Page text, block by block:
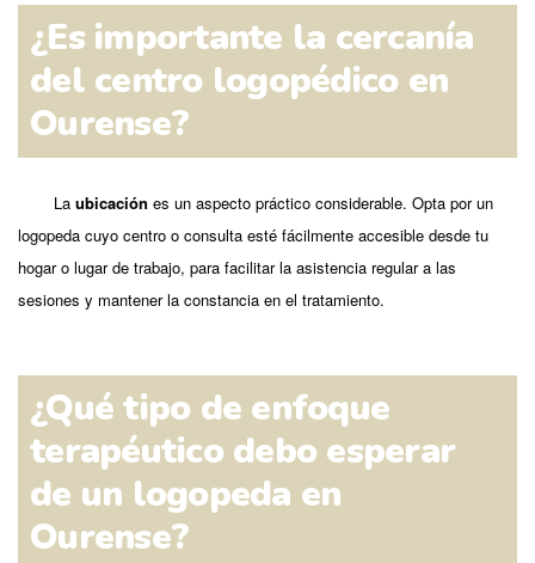
¿Es importante la cercanía
del centro logopédico en
Ourense?
La ubicación es un aspecto práctico considerable. Opta por un
logopeda cuyo centro o consulta esté fácilmente accesible desde tu
hogar o lugar de trabajo, para facilitar la asistencia regular a las
sesiones y mantener la constancia en el tratamiento.
¿Qué tipo de enfoque
terapéutico debo esperar
de un logopeda en
Ourense?